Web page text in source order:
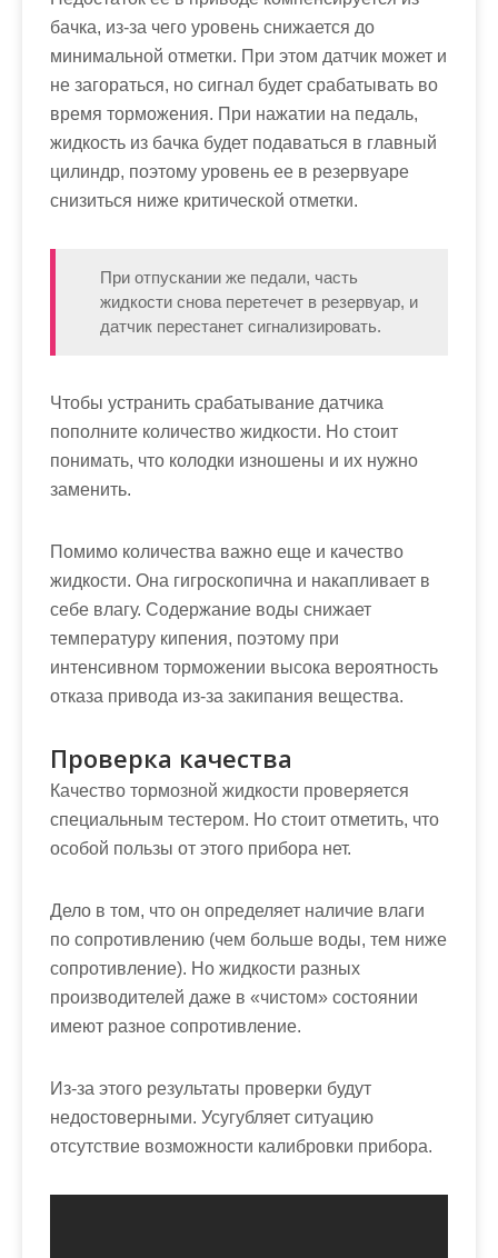
бачка, из-за чего уровень снижается до
минимальной отметки. При этом датчик может и
не загораться, но сигнал будет срабатывать во
время торможения. При нажатии на педаль,
жидкость из бачка будет подаваться в главный
цилиндр, поэтому уровень ее в резервуаре
снизиться ниже критической отметки.
При отпускании же педали, часть
жидкости снова перетечет в резервуар, и
датчик перестанет сигнализировать.
Чтобы устранить срабатывание датчика
пополните количество жидкости. Но стоит
понимать, что колодки изношены и их нужно
заменить.
Помимо количества важно еще и качество
жидкости. Она гигроскопична и накапливает в
себе влагу. Содержание воды снижает
температуру кипения, поэтому при
интенсивном торможении высока вероятность
отказа привода из-за закипания вещества.
Проверка качества
Качество тормозной жидкости проверяется
специальным тестером. Но стоит отметить, что
особой пользы от этого прибора нет.
Дело в том, что он определяет наличие влаги
по сопротивлению (чем больше воды, тем ниже
сопротивление). Но жидкости разных
производителей даже в «чистом» состоянии
имеют разное сопротивление.
Из-за этого результаты проверки будут
недостоверными. Усугубляет ситуацию
отсутствие возможности калибровки прибора.